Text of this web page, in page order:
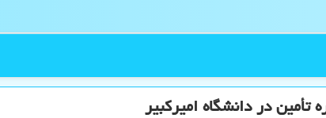
در دانشگاه امیرکبیر